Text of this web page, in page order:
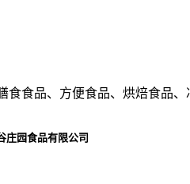
食品、方便食品、烘焙食品
庄园食品有限公司